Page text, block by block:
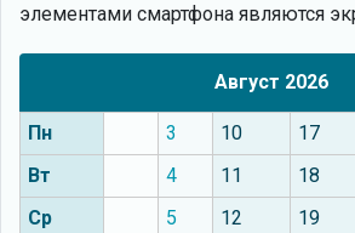
элементами смартфона являются
Август 2026
Пн 3 10 17
Вт
4 11 18
Ср
5 12 19